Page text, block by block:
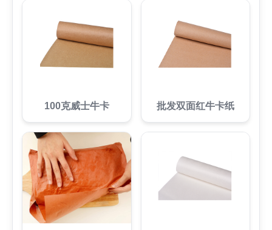
100克威士牛卡 批发双面红牛卡纸